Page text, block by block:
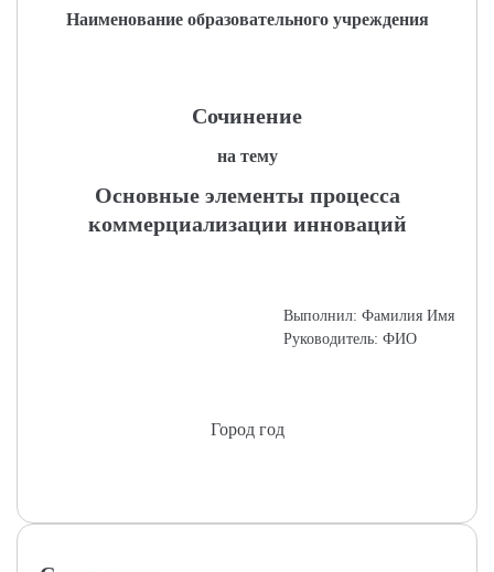
Наименование образовательного учреждения
Сочинение
на тему
Основные элементы процесса
коммерциализации инноваций
Выполнил: Фамилия Имя
Руководитель: ФИО
Город год